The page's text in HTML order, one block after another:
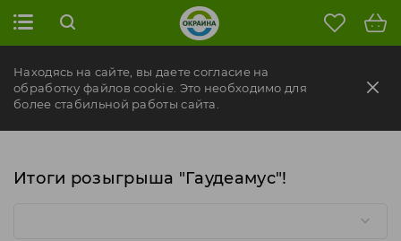
Находясь на сайте, вы даете согласие на
обработку файлов cookie. Это необходимо для
более стабильной работы сайта.
Итоги розыгрыша "Гаудеамус"!